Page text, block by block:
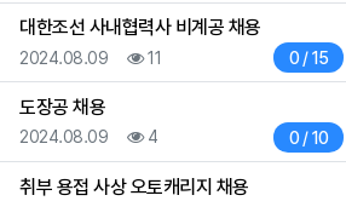
대한조선 사내협력사 비계공 채용
채용인원
0 / 15
등록일
2024.08.09 조회
11
도장공 채용
채용인원
0 / 10
등록일
2024.08.09 조회
4
취부 용접 사상 오토캐리지 채용